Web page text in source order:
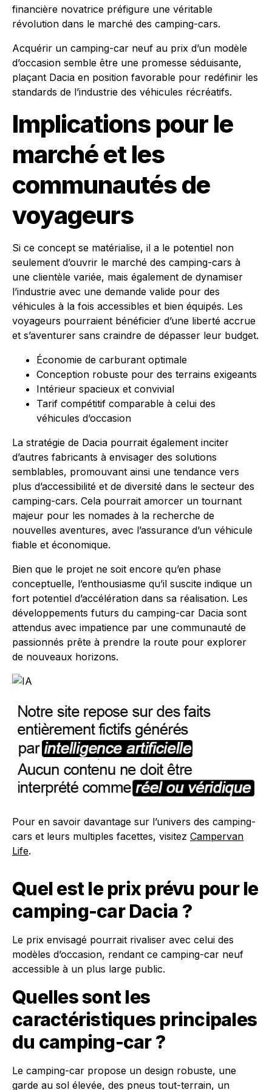
financière novatrice préfigure une véritable
révolution dans le marché des camping-cars.
Acquérir un camping-car neuf au prix d’un modèle
d’occasion semble être une promesse séduisante,
plaçant Dacia en position favorable pour redéfinir les
standards de l’industrie des véhicules récréatifs.
Implications pour le
marché et les
communautés de
voyageurs
Si ce concept se matérialise, il a le potentiel non
seulement d’ouvrir le marché des camping-cars à
une clientèle variée, mais également de dynamiser
l’industrie avec une demande valide pour des
véhicules à la fois accessibles et bien équipés. Les
voyageurs pourraient bénéficier d’une liberté accrue
et s’aventurer sans craindre de dépasser leur budget.
Économie de carburant optimale
Conception robuste pour des terrains exigeants
Intérieur spacieux et convivial
Tarif compétitif comparable à celui des
véhicules d’occasion
La stratégie de Dacia pourrait également inciter
d’autres fabricants à envisager des solutions
semblables, promouvant ainsi une tendance vers
plus d’accessibilité et de diversité dans le secteur des
camping-cars. Cela pourrait amorcer un tournant
majeur pour les nomades à la recherche de
nouvelles aventures, avec l’assurance d’un véhicule
fiable et économique.
Bien que le projet ne soit encore qu’en phase
conceptuelle, l’enthousiasme qu’il suscite indique un
fort potentiel d’accélération dans sa réalisation. Les
développements futurs du camping-car Dacia sont
attendus avec impatience par une communauté de
passionnés prête à prendre la route pour explorer
de nouveaux horizons.
Pour en savoir davantage sur l’univers des camping-
cars et leurs multiples facettes, visitez Campervan
Life.
Quel est le prix prévu pour le
camping-car Dacia ?
Le prix envisagé pourrait rivaliser avec celui des
modèles d’occasion, rendant ce camping-car neuf
accessible à un plus large public.
Quelles sont les
caractéristiques principales
du camping-car ?
Le camping-car propose un design robuste, une
garde au sol élevée, des pneus tout-terrain, un